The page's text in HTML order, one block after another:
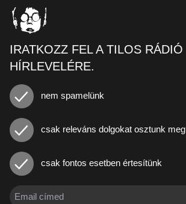
IRATKOZZ FEL A TILOS RÁDIÓ
HÍRLEVELÉRE.
nem spamelünk
csak releváns dolgokat osztunk meg
csak fontos esetben értesítünk